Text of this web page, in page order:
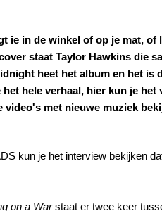
ie in de winkel of op je mat, of
staat Taylor Hawkins die
heet het album en het is
hele verhaal, hier kun je
video's met nieuwe muziek
kun je het interview bekijken
on a Warstaat er twee keer